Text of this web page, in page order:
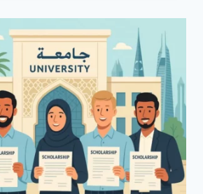
السعوديين
وأنواعها
وأبرز
التي
تقدمها